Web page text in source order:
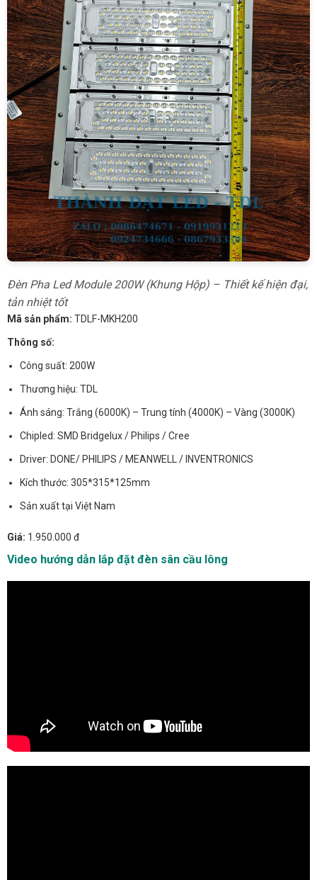
Đèn Pha Led Module 200W (Khung Hộp) – Thiết kế hiện đại,
tản nhiệt tốt
Mã sản phẩm: TDLF-MKH200
Thông số:
Công suất: 200W
Thương hiệu: TDL
Ánh sáng: Trắng (6000K) – Trung tính (4000K) – Vàng (3000K)
Chipled: SMD Bridgelux / Philips / Cree
Driver: DONE/ PHILIPS / MEANWELL / INVENTRONICS
Kích thước: 305*315*125mm
Sản xuất tại Việt Nam
Giá: 1.950.000 đ
Video hướng dẫn lắp đặt đèn sân cầu lông